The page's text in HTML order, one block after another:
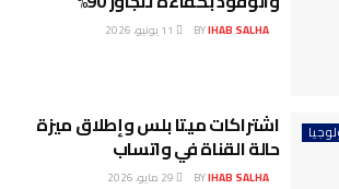
BYIHAB SALHA
اشتراكات ميتا بلس وإطلاق ميزة
حالة القناة في واتساب
BYIHAB SALHA